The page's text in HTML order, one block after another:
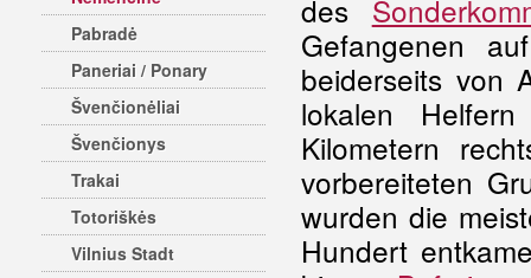
Pabradė
Paneriai / Ponary
Švenčionėliai
Švenčionys
Trakai
Totoriškės
Vilnius Stadt
des
Gefangenen
beiderseits von
lokalen
Kilometern
vorbereiteten
wurden die
Hundert